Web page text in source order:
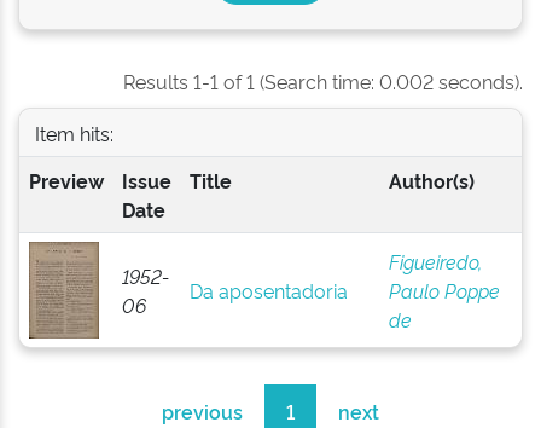
Results 1-1 of 1 (Search time: 0.002 seconds).
Item hits:
Preview
Issue
Date
Title Author(s)
1952-
06
Da aposentadoria
Figueiredo,
Paulo Poppe
de
previous 1 next